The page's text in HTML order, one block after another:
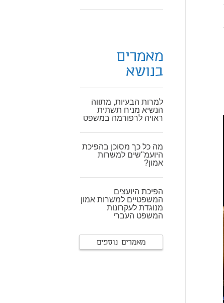
מאמרים
בנושא
למרות הבעיות, מתווה
הנשיא מניח תשתית
ראויה לרפורמה במשפט
מה כל כך מסוכן בהפיכת
היועמ"שים למשרות
אמון?
הפיכת היועצים
המשפטיים למשרות אמון
מנוגדת לעקרונות
המשפט העברי
מאמרים נוספים